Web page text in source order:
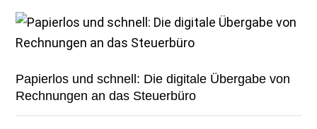
Papierlos und schnell: Die digitale Übergabe von
Rechnungen an das Steuerbüro